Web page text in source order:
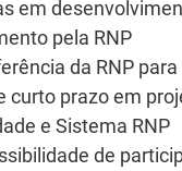
em
pela RNP
da RNP
curto prazo em
e Sistema RNP
de